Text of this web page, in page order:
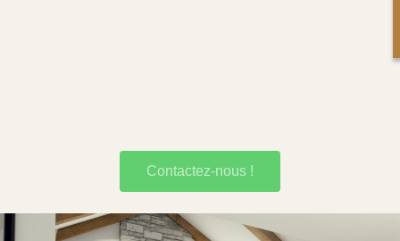
Extrêmement satisfaite de ma nouvelle maison ! Équipe à
l'écoute ça a été super vite et ils mont guidé tout le long en plus
pas chère je conseille vraiment de pas hésiter à faire affaire
Contactez-nous !